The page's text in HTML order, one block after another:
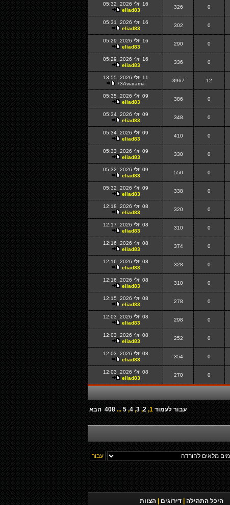
0
326
16 יולי 2026, 05:32
eliad83
0
302
16 יולי 2026, 05:31
eliad83
0
290
16 יולי 2026, 05:29
eliad83
0
336
16 יולי 2026, 05:29
eliad83
12
3967
11 יולי 2026, 13:55
73Aviarama
0
386
09 יולי 2026, 05:35
eliad83
0
348
09 יולי 2026, 05:34
eliad83
0
410
09 יולי 2026, 05:34
eliad83
0
330
09 יולי 2026, 05:33
eliad83
0
550
09 יולי 2026, 05:32
eliad83
0
338
09 יולי 2026, 05:32
eliad83
0
320
08 יולי 2026, 12:18
eliad83
0
310
08 יולי 2026, 12:17
eliad83
0
374
08 יולי 2026, 12:16
eliad83
0
328
08 יולי 2026, 12:16
eliad83
0
310
08 יולי 2026, 12:16
eliad83
0
278
08 יולי 2026, 12:15
eliad83
0
298
08 יולי 2026, 12:03
eliad83
0
252
08 יולי 2026, 12:03
eliad83
0
354
08 יולי 2026, 12:03
eliad83
0
270
08 יולי 2026, 12:03
eliad83
עבור לעמוד 1
,
2
,
3
,
4
,
5
...
408 הבא
היכל התהילה דירוגים הצוות